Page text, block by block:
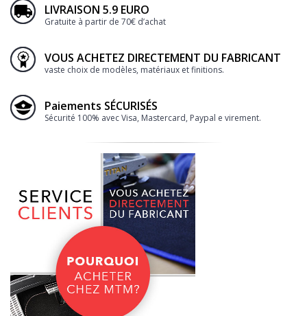
LIVRAISON 5.9 EURO
Gratuite à partir de 70€ d’achat
VOUS ACHETEZ DIRECTEMENT DU FABRICANT
vaste choix de modèles, matériaux et finitions.
Paiements SÉCURISÉS
Sécurité 100% avec Visa, Mastercard, Paypal e virement.